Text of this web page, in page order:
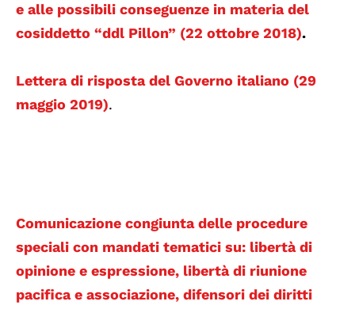
e alle possibili conseguenze in materia del
cosiddetto “ddl Pillon” (22 ottobre 2018).
Lettera di risposta del Governo italiano (29
maggio 2019).
Comunicazione congiunta delle procedure
speciali con mandati tematici su: libertà di
opinione e espressione, libertà di riunione
pacifica e associazione, difensori dei diritti